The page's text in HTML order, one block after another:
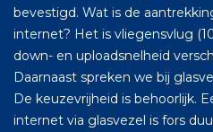
bevestigd. Wat is de
internet? Het is vliegensvlug
down- en uploadsnelheid
Daarnaast spreken we bij
De keuzevrijheid is behoorlijk.
internet via glasvezel is fors